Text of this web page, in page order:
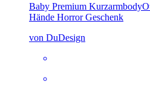
Baby Premium Kurzarmbody
Hände Horror Geschenk
von DuDesign